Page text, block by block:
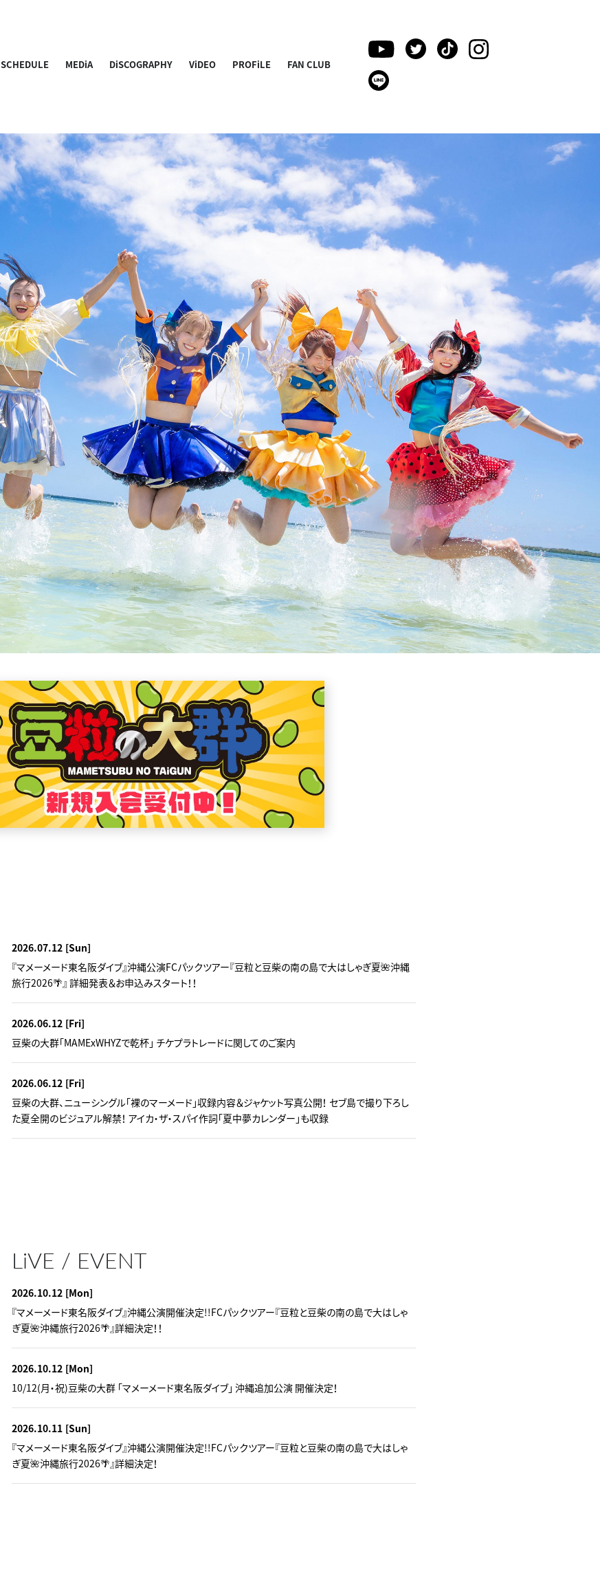
SCHEDULE MEDiA DiSCOGRAPHY ViDEO PROFiLE FAN CLUB
2026.07.12 [Sun]
『マメーメード東名阪ダイブ』沖縄公演FCパックツアー『豆粒と豆柴の南の島で大はしゃぎ夏🌺沖縄
旅行2026🌴』 詳細発表＆お申込みスタート！！
2026.06.12 [Fri]
豆柴の大群「MAMExWHYZで乾杯」 チケプラトレードに関してのご案内
2026.06.12 [Fri]
豆柴の大群、ニューシングル「裸のマーメード」収録内容＆ジャケット写真公開！ セブ島で撮り下ろし
た夏全開のビジュアル解禁！ アイカ・ザ・スパイ作詞「夏中夢カレンダー」も収録
LiVE / EVENT
2026.10.12 [Mon]
『マメーメード東名阪ダイブ』沖縄公演開催決定!!FCパックツアー『豆粒と豆柴の南の島で大はしゃ
ぎ夏🌺沖縄旅行2026🌴』詳細決定！！
2026.10.12 [Mon]
10/12(月・祝)豆柴の大群 「マメーメード東名阪ダイブ」 沖縄追加公演 開催決定！
2026.10.11 [Sun]
『マメーメード東名阪ダイブ』沖縄公演開催決定!!FCパックツアー『豆粒と豆柴の南の島で大はしゃ
ぎ夏🌺沖縄旅行2026🌴』詳細決定！